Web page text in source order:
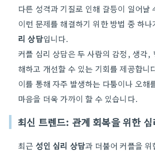
다른 성격과 기질로 인해 갈등이 일어날
이런 문제를 해결하기 위한 방법 중 하나
리 상담입니다.
커플 심리 상담은 두 사람의 감정, 생각,
해하고 개선할 수 있는 기회를 제공합니
이를 통해 자주 발생하는 다툼이나 오해
마음을 더욱 가까이 할 수 있습니다.
최신 트렌드: 관계 회복을 위한
최근 성인 심리 상담과 더불어 커플을 위